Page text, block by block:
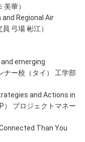
華）
Regional Air
弓場 彬江）
emerging
ナー校（タイ） 工学部
and Actions in
） プロジェクトマネー
Than You